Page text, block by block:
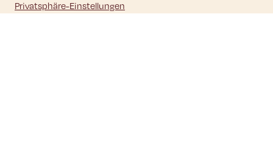
Privatsphäre-Einstellungen